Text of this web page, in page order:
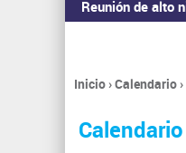
Reunión de alto
Se
encuentra
usted
Inicio›Calendario›